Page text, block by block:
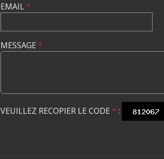
EMAIL*
MESSAGE *
VEUILLEZ RECOPIER LE CODE * :